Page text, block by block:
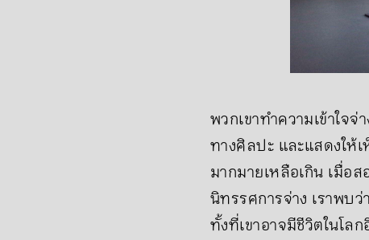
พวกเขาทำความเข้าใจ
ทางศิลปะ และแสดงให้
มากมายเหลือเกิน เมื่อ
นิทรรศการจ่าง เราพบว่
ทั้งที่เขาอาจมีชีวิตในโ